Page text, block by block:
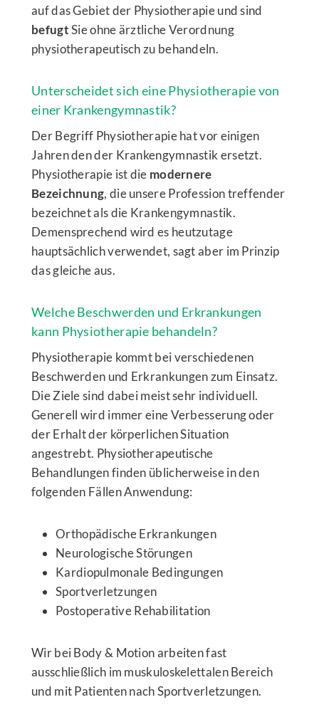
auf das Gebiet der Physiotherapie und sind
befugtSie ohne ärztliche Verordnung
physiotherapeutisch zu behandeln.
Unterscheidet sich eine Physiotherapie von
einer Krankengymnastik?
Der Begriff Physiotherapie hat vor einigen
Jahren den der Krankengymnastik ersetzt.
Physiotherapie ist die modernere
Bezeichnung, die unsere Profession treffender
bezeichnet als die Krankengymnastik.
Demensprechend wird es heutzutage
hauptsächlich verwendet, sagt aber im Prinzip
das gleiche aus.
Welche Beschwerden und Erkrankungen
kann Physiotherapie behandeln?
Physiotherapie kommt bei verschiedenen
Beschwerden und Erkrankungen zum Einsatz.
Die Ziele sind dabei meist sehr individuell.
Generell wird immer eine Verbesserung oder
der Erhalt der körperlichen Situation
angestrebt. Physiotherapeutische
Behandlungen finden üblicherweise in den
folgenden Fällen Anwendung:
Orthopädische Erkrankungen
Neurologische Störungen
Kardiopulmonale Bedingungen
Sportverletzungen
Postoperative Rehabilitation
Wir bei Body & Motion arbeiten fast
ausschließlich im muskuloskelettalen Bereich
und mit Patienten nach Sportverletzungen.